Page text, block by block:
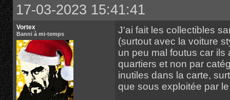
17-03-2023 15:41:41
Vortex
Banni à mi-temps
J'ai fait les collectibles
(surtout avec la voiture
un peu mal foutus car
quartiers et non par
inutiles dans la carte,
que sous exploitée par